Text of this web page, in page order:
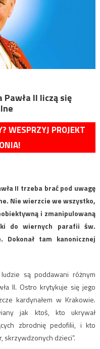
Pawła II liczą się
WESPRZYJ PROJEKT
II trzeba brać pod uwagę
Nie wierzcie we wszystko,
i zmanipulowaną
do wiernych parafii św.
Dokonał tam kanonicznej
są poddawani różnym
II. Ostro krytykuje się jego
kardynałem w Krakowie.
jak ktoś, kto ukrywał
zbrodnię pedofilii, i kto
skrzywdzonych dzieci”.